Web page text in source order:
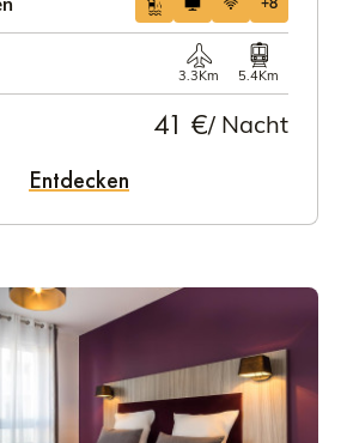
3.3Km 5.4Km
41 €/ Nacht
Entdecken